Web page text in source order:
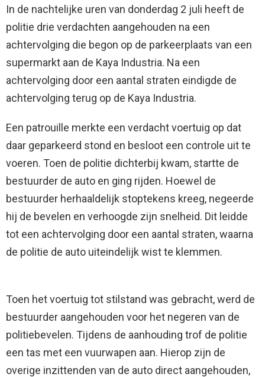
In de nachtelijke uren van donderdag 2 juli heeft de
politie drie verdachten aangehouden na een
achtervolging die begon op de parkeerplaats van een
supermarkt aan de Kaya Industria. Na een
achtervolging door een aantal straten eindigde de
achtervolging terug op de Kaya Industria.
Een patrouille merkte een verdacht voertuig op dat
daar geparkeerd stond en besloot een controle uit te
voeren. Toen de politie dichterbij kwam, startte de
bestuurder de auto en ging rijden. Hoewel de
bestuurder herhaaldelijk stoptekens kreeg, negeerde
hij de bevelen en verhoogde zijn snelheid. Dit leidde
tot een achtervolging door een aantal straten, waarna
de politie de auto uiteindelijk wist te klemmen.
Toen het voertuig tot stilstand was gebracht, werd de
bestuurder aangehouden voor het negeren van de
politiebevelen. Tijdens de aanhouding trof de politie
een tas met een vuurwapen aan. Hierop zijn de
overige inzittenden van de auto direct aangehouden,